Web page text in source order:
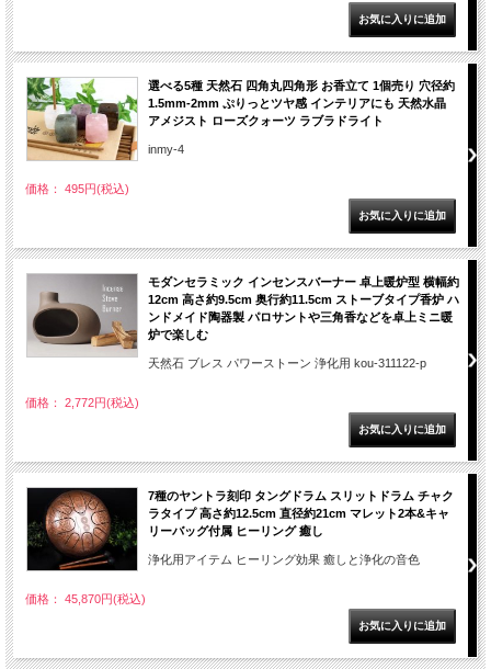
選べる5種 天然石 四角丸四角形 お香立て 1個売り 穴径約
1.5mm-2mm ぷりっとツヤ感 インテリアにも 天然水晶
アメジスト ローズクォーツ ラブラドライト
inmy-4
価格： 495円(税込)
モダンセラミック インセンスバーナー 卓上暖炉型 横幅約
12cm 高さ約9.5cm 奥行約11.5cm ストーブタイプ香炉 ハ
ンドメイド陶器製 パロサントや三角香などを卓上ミニ暖
炉で楽しむ
天然石 ブレス パワーストーン 浄化用 kou-311122-p
価格： 2,772円(税込)
7種のヤントラ刻印 タングドラム スリットドラム チャク
ラタイプ 高さ約12.5cm 直径約21cm マレット2本&キャ
リーバッグ付属 ヒーリング 癒し
浄化用アイテム ヒーリング効果 癒しと浄化の音色
価格： 45,870円(税込)